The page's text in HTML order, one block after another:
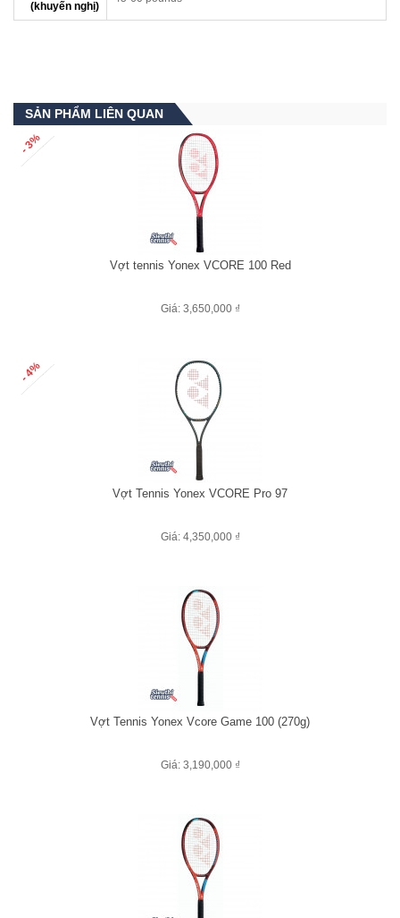
(khuyến nghị)
SẢN PHẨM LIÊN QUAN
- 3%
Vợt tennis Yonex VCORE 100 Red
Giá: 3,650,000 ₫
- 4%
Vợt Tennis Yonex VCORE Pro 97
Giá: 4,350,000 ₫
Vợt Tennis Yonex Vcore Game 100 (270g)
Giá: 3,190,000 ₫